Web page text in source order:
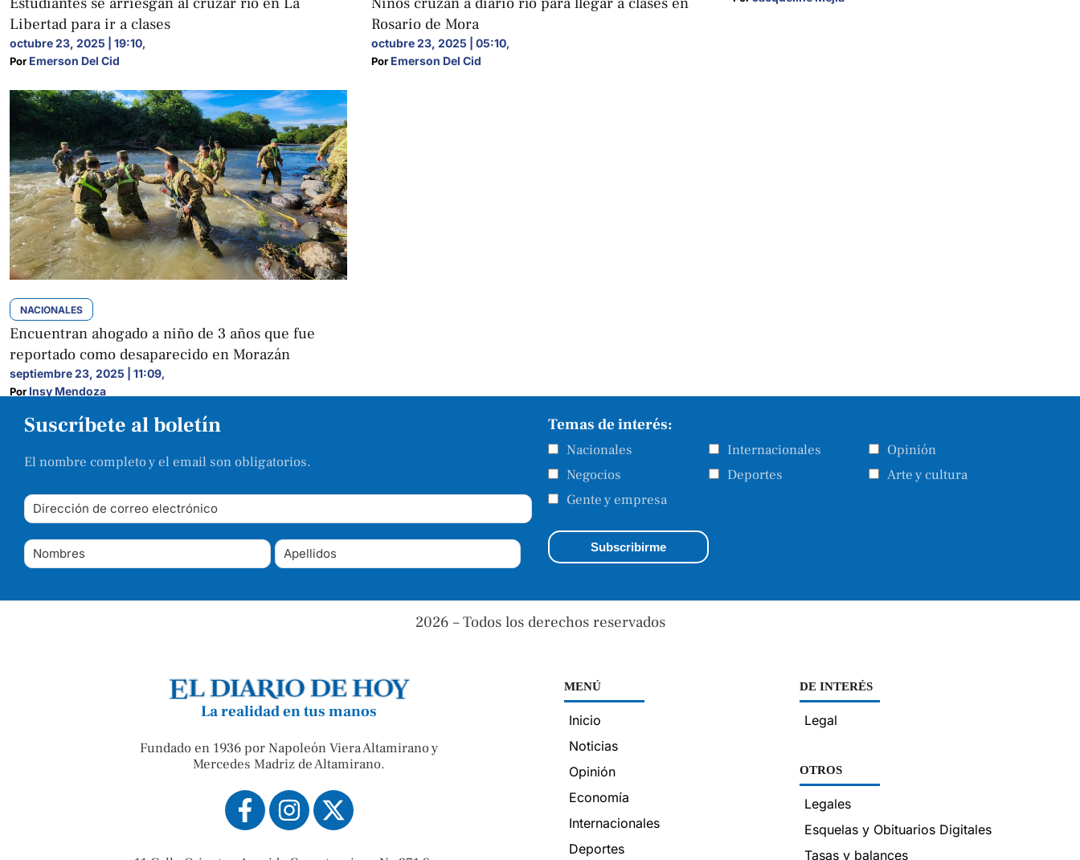
Libertad para ir a clases
octubre 23, 2025 | 19:10,
Por Emerson Del Cid
Rosario de Mora
octubre 23, 2025 | 05:10,
Por Emerson Del Cid
NACIONALES
Encuentran ahogado a niño de 3 años que fue
reportado como desaparecido en Morazán
septiembre 23, 2025 | 11:09,
Por Insy Mendoza
Suscríbete al boletín
El nombre completo y el email son obligatorios.
Temas de interés:
Nacionales Internacionales
Opinión
Negocios
Deportes
Arte y cultura
Gente y empresa
2026 – Todos los derechos reservados
La realidad en tus manos
Fundado en 1936 por Napoleón Viera Altamirano y
Mercedes Madriz de Altamirano.
MENÚ
Inicio
Noticias
Opinión
Economía
Internacionales
Deportes
DE INTERÉS
Legal
OTROS
Legales
Esquelas y Obituarios Digitales
Tasas y balances